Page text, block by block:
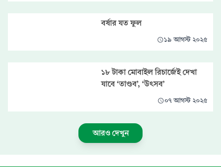
বর্ষার যত ফুল
১৯ আগস্ট ২০২৫
১৮ টাকা মোবাইল রিচার্জেই দেখা
যাবে ‘তাণ্ডব’, ‘উৎসব’
০৭ আগস্ট ২০২৫
আরও দেখুন